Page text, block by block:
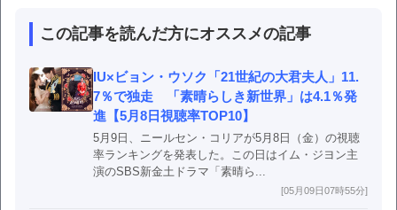
この記事を読んだ方にオススメの記事
IU×ビョン・ウソク「21世紀の大君夫人」11.
7％で独走 「素晴らしき新世界」は4.1％発
進【5月8日視聴率TOP10】
5月9日、ニールセン・コリアが5月8日（金）の視聴
率ランキングを発表した。この日はイム・ジヨン主
演のSBS新金土ドラマ「素晴ら...
[05月09日07時55分]